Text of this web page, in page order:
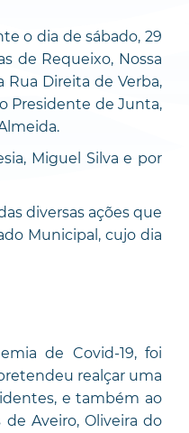
o dia de sábado, 29
de Requeixo, Nossa
Rua Direita de Verba,
Presidente de Junta,
Miguel Silva e por
diversas ações que
Municipal, cujo dia
de Covid-19, foi
realçar uma
e também ao
Aveiro, Oliveira do